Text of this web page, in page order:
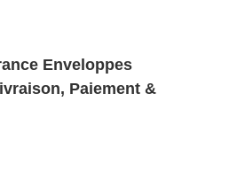
Enveloppes
Paiement &